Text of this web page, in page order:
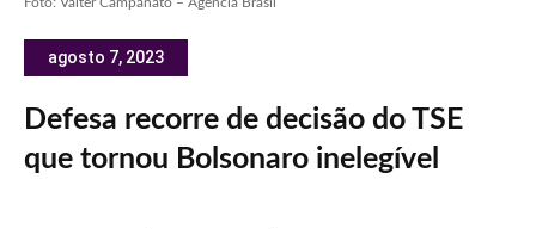
agosto 7, 2023
Defesa recorre de decisão do TSE
que tornou Bolsonaro inelegível